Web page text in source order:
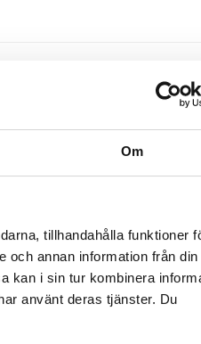
Om
tillhandahålla funktioner
och annan information från din
kan i sin tur kombinera
använt deras tjänster. Du
13825 Ride Time
TAF